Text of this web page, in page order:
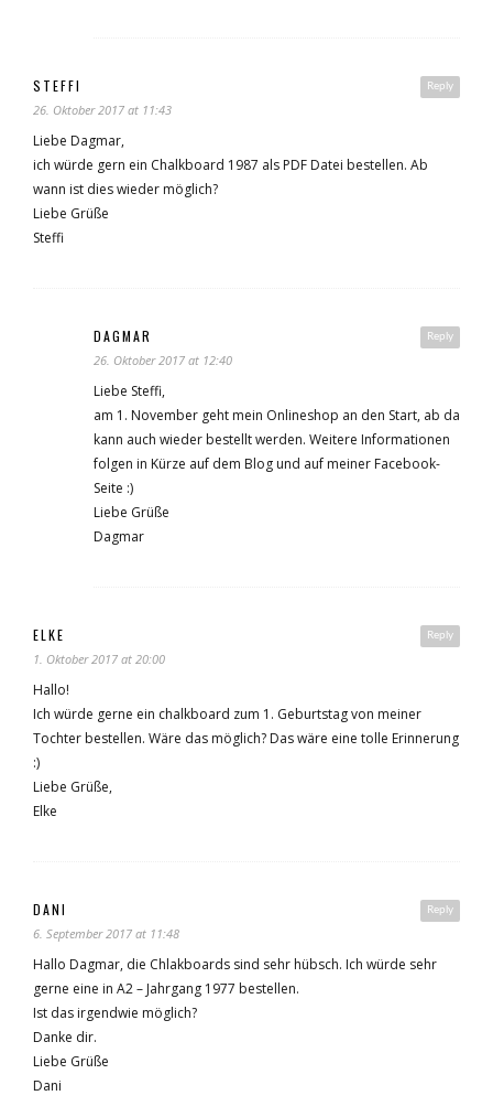
Reply
STEFFI
26. Oktober 2017 at 11:43
Liebe Dagmar,
ich würde gern ein Chalkboard 1987 als PDF Datei bestellen. Ab
wann ist dies wieder möglich?
Liebe Grüße
Steffi
Reply
DAGMAR
26. Oktober 2017 at 12:40
Liebe Steffi,
am 1. November geht mein Onlineshop an den Start, ab da
kann auch wieder bestellt werden. Weitere Informationen
folgen in Kürze auf dem Blog und auf meiner Facebook-
Seite :)
Liebe Grüße
Dagmar
Reply
ELKE
1. Oktober 2017 at 20:00
Hallo!
Ich würde gerne ein chalkboard zum 1. Geburtstag von meiner
Tochter bestellen. Wäre das möglich? Das wäre eine tolle Erinnerung
:)
Liebe Grüße,
Elke
Reply
DANI
6. September 2017 at 11:48
Hallo Dagmar, die Chlakboards sind sehr hübsch. Ich würde sehr
gerne eine in A2 – Jahrgang 1977 bestellen.
Ist das irgendwie möglich?
Danke dir.
Liebe Grüße
Dani